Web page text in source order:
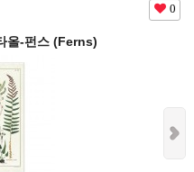
0
올-펀스 (Ferns)